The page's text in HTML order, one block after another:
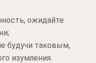
ожидайте
будучи таковым,
изумления.